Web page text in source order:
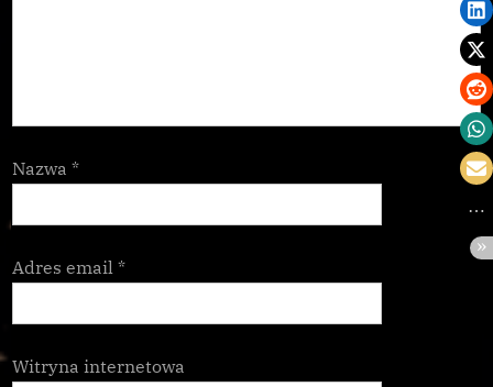
Nazwa *
Adres email *
Witryna internetowa